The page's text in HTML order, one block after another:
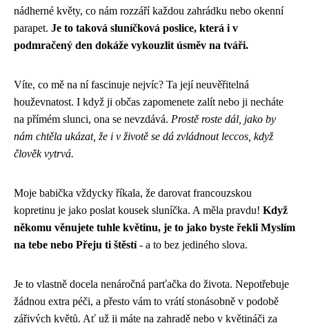
nádherné květy, co nám rozzáří každou zahrádku nebo okenní
parapet. Je to taková sluníčková poslice, která i v
podmračený den dokáže vykouzlit úsměv na tváři.
Víte, co mě na ní fascinuje nejvíc? Ta její neuvěřitelná
houževnatost. I když ji občas zapomenete zalít nebo ji necháte
na přímém slunci, ona se nevzdává. Prostě roste dál, jako by
nám chtěla ukázat, že i v životě se dá zvládnout leccos, když
člověk vytrvá.
Moje babička vždycky říkala, že darovat francouzskou
kopretinu je jako poslat kousek sluníčka. A měla pravdu! Když
někomu věnujete tuhle květinu, je to jako byste řekli Myslím
na tebe nebo Přeju ti štěstí- a to bez jediného slova.
Je to vlastně docela nenáročná parťačka do života. Nepotřebuje
žádnou extra péči, a přesto vám to vrátí stonásobně v podobě
zářivých květů. Ať už ji máte na zahradě nebo v květináči za